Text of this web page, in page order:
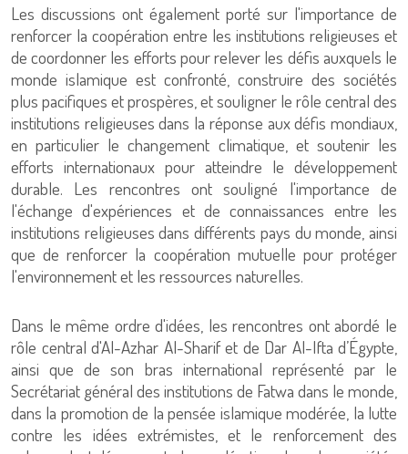
Les discussions ont également porté sur l'importance de
renforcer la coopération entre les institutions religieuses et
de coordonner les efforts pour relever les défis auxquels le
monde islamique est confronté, construire des sociétés
plus pacifiques et prospères, et souligner le rôle central des
institutions religieuses dans la réponse aux défis mondiaux,
en particulier le changement climatique, et soutenir les
efforts internationaux pour atteindre le développement
durable. Les rencontres ont souligné l'importance de
l'échange d'expériences et de connaissances entre les
institutions religieuses dans différents pays du monde, ainsi
que de renforcer la coopération mutuelle pour protéger
l'environnement et les ressources naturelles.
Dans le même ordre d'idées, les rencontres ont abordé le
rôle central d'Al-Azhar Al-Sharif et de Dar Al-Ifta d’Égypte,
ainsi que de son bras international représenté par le
Secrétariat général des institutions de Fatwa dans le monde,
dans la promotion de la pensée islamique modérée, la lutte
contre les idées extrémistes, et le renforcement des